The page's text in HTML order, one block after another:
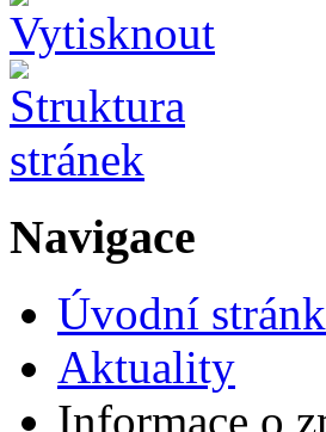
Navigace
Úvodní
Aktuality
Informace o